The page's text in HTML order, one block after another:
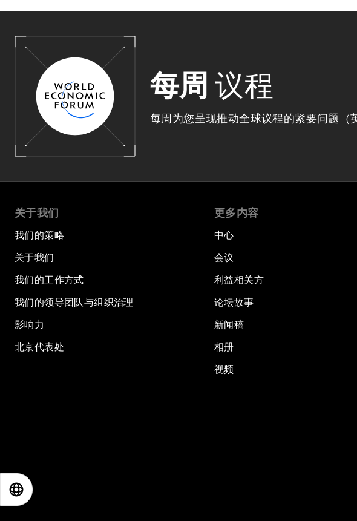
每周 议程
每周为您呈现推动全球议程的紧要问题（
关于我们
我们的策略
关于我们
我们的工作方式
我们的领导团队与组织治理
影响力
北京代表处
更多内容
中心
会议
利益相关方
论坛故事
新闻稿
相册
视频